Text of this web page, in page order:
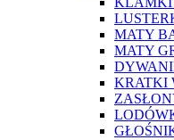
MATY
MATY
KRATKI